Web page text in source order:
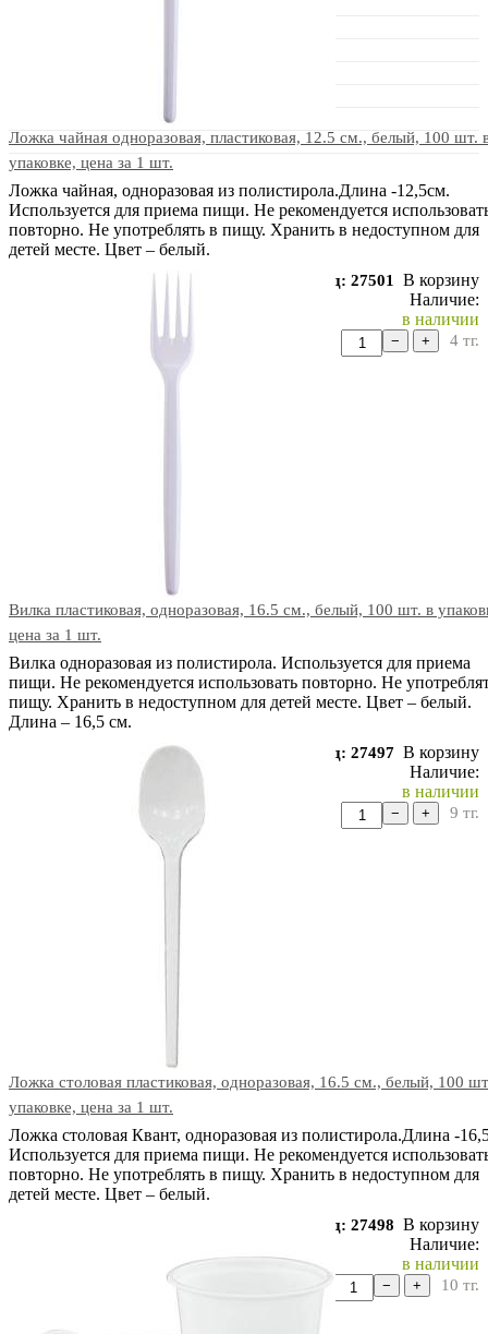
Ложка чайная одноразовая, пластиковая, 12.5 см., белый, 100 шт.
упаковке, цена за 1 шт.
Ложка чайная, одноразовая из полистирола.Длина -12,5см.
Используется для приема пищи. Не рекомендуется
повторно. Не употреблять в пищу. Хранить в недоступном для
детей месте. Цвет – белый.
Код: 27501
В корзину
Наличие:
в наличии
4 тг.
− +
Вилка пластиковая, одноразовая, 16.5 см., белый, 100 шт. в
цена за 1 шт.
Вилка одноразовая из полистирола. Используется для приема
пищи. Не рекомендуется использовать повторно. Не
пищу. Хранить в недоступном для детей месте. Цвет – белый.
Длина – 16,5 см.
Код: 27497 В корзину
Наличие:
в наличии
9 тг.
− +
Ложка столовая пластиковая, одноразовая, 16.5 см., белый, 100
упаковке, цена за 1 шт.
Ложка столовая Квант, одноразовая из полистирола.Длина -
Используется для приема пищи. Не рекомендуется
повторно. Не употреблять в пищу. Хранить в недоступном для
детей месте. Цвет – белый.
Код: 27498 В корзину
Наличие:
в наличии
10 тг.
− +